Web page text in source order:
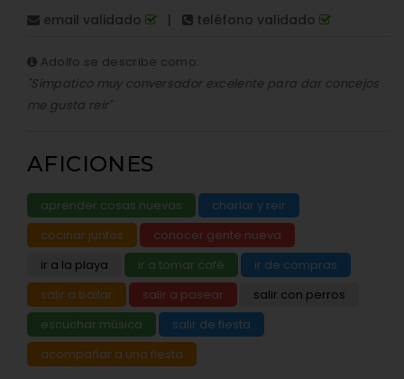
email validado | teléfono validado
Adolfo se describe como:
"Simpatico muy conversador excelente para dar concejos
me gusta reir"
AFICIONES
aprender cosas nuevas
charlar y reir
cocinar juntos
conocer gente nueva
ir a la playa
ir a tomar café
ir de compras
salir a bailar
salir a pasear
salir con perros
escuchar música
salir de fiesta
acompañar a una fiesta